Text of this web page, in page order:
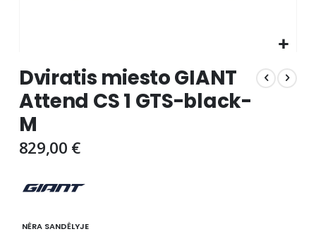
to
the
beginning
of
the
images
Dviratis miesto GIANT
Attend CS 1 GTS-black-
M
829,00 €
NĖRA SANDĖLYJE